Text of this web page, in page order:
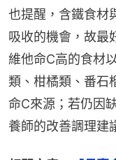
也提醒，含鐵食材
吸收的機會，故最
維他命C高的食材
類、柑橘類、番石
命C來源；若仍因
養師的改善調理建